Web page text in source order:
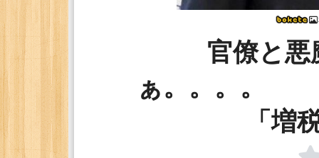
官僚と
ぁ
「増